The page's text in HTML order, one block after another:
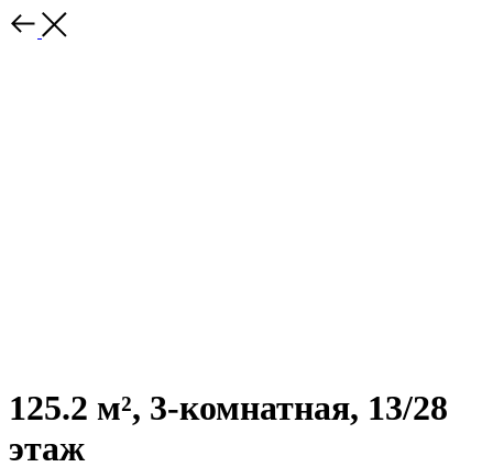
125.2 м², 3-комнатная, 13/28
этаж